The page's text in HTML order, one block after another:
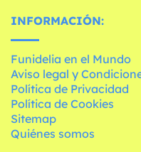
INFORMACIÓN:
Funidelia en el Mundo
Aviso legal y
Política de Privacidad
Política de Cookies
Sitemap
Quiénes somos